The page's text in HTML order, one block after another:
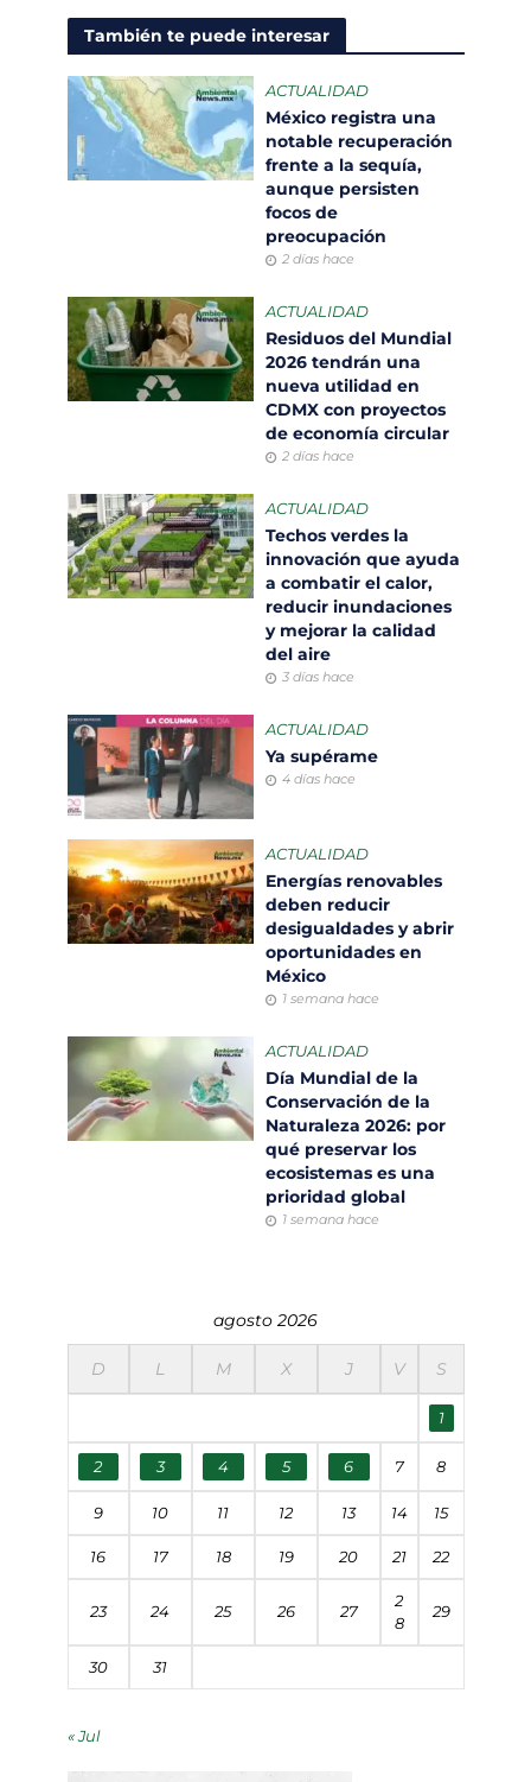
También te puede interesar
ACTUALIDAD
México registra una
notable recuperación
frente a la sequía,
aunque persisten
focos de
preocupación
2 días hace
ACTUALIDAD
Residuos del Mundial
2026 tendrán una
nueva utilidad en
CDMX con proyectos
de economía circular
2 días hace
ACTUALIDAD
Techos verdes la
innovación que ayuda
a combatir el calor,
reducir inundaciones
y mejorar la calidad
del aire
3 días hace
ACTUALIDAD
Ya supérame
4 días hace
ACTUALIDAD
Energías renovables
deben reducir
desigualdades y abrir
oportunidades en
México
1 semana hace
ACTUALIDAD
Día Mundial de la
Conservación de la
Naturaleza 2026: por
qué preservar los
ecosistemas es una
prioridad global
1 semana hace
agosto 2026
D L M X J V S
1
2 3 4 5 6 7 8
9 10 11 12 13 14 15
16 17 18 19 20 21 22
23 24 25 26 27
2
8
29
30 31
« Jul